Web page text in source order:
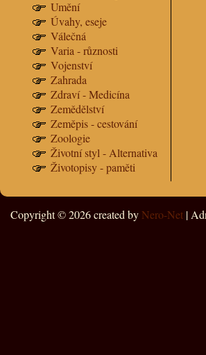
Umění
Úvahy, eseje
Válečná
Varia - různosti
Vojenství
Zahrada
Zdraví - Medicína
Zemědělství
Zeměpis - cestování
Zoologie
Životní styl - Alternativa
Životopisy - paměti
Copyright © 2026created by Nero-Net |